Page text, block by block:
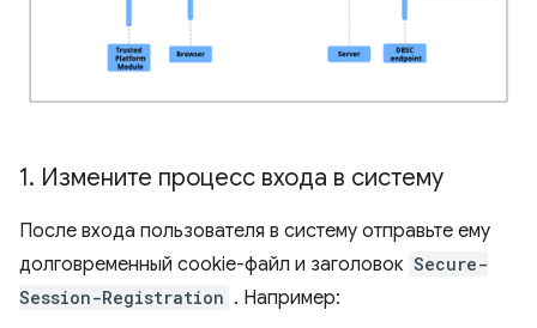
1. Измените процесс входа в систему
После входа пользователя в систему отправьте ему
долговременный cookie-файл и заголовок Secure-
Session-Registration . Например: